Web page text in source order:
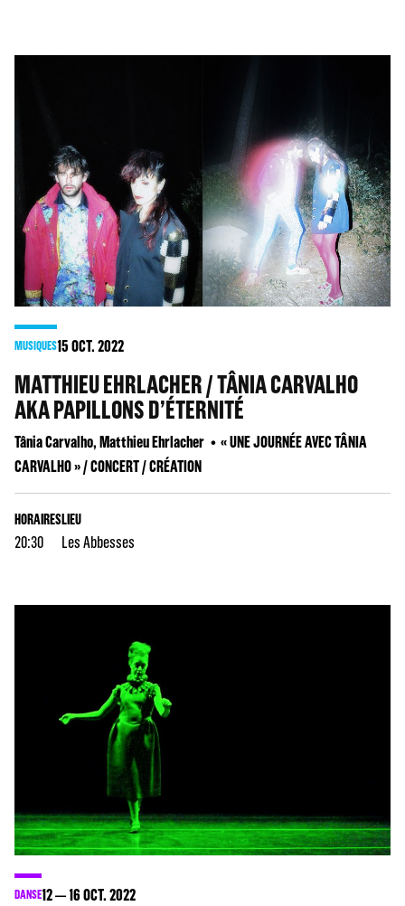
MUSIQUES15OCT. 2022
MATTHIEU EHRLACHER / TÂNIA CARVALHO
AKA PAPILLONS D’ÉTERNITÉ
Tânia Carvalho, Matthieu Ehrlacher
« UNE JOURNÉE AVEC TÂNIA
CARVALHO » / CONCERT / CRÉATION
HORAIRES
20:30
LIEU
Les Abbesses
DANSE12 16OCT. 2022